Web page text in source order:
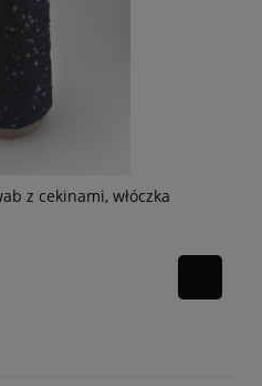
włóczka